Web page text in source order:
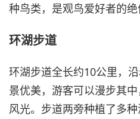
种鸟类，是观鸟爱好者的绝
环湖步道
环湖步道全长约10公里，
景优美，游客可以漫步其
风光。步道两旁种植了多